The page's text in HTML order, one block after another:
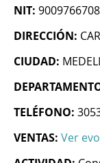
NIT: 9009766708
DIRECCIÓN:
CIUDAD:
TELÉFONO:
VENTAS: Ver